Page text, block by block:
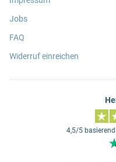
Jobs
FAQ
Widerruf einreichen
4,5/5